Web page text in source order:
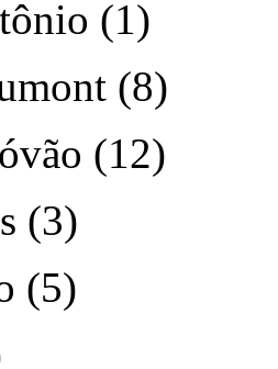
(1)
(8)
(12)
(3)
(5)